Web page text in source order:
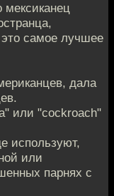
мексиканец
это самое лучшее
дала
или "cockroach"
используют,
или
парнях с